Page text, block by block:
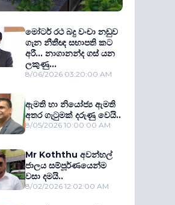
මෝටර් රථ බදු වංචා නඩුව
ගැන නීතීඥ සභාපති කට
අරී... නාගානන්ද ගස් යන
ලකුණු...
8/06/2026 03:20:00 AM
ඇමති හා නියෝජ්‍ය ඇමති
අතර ගැටුමක් දරුණු වෙයි..
8/05/2026 10:00:00 AM
Mr Koththu අවන්හල්
ජාලය සම්පූර්ණයෙන්ම
වසා දමයි..
8/02/2026 12:02:00 AM